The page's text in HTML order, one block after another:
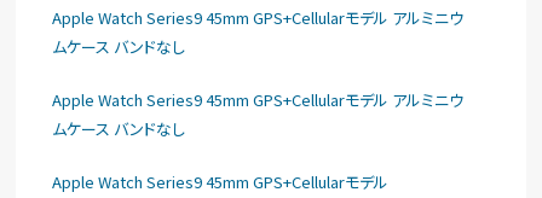
Apple Watch Series9 45mm GPS+Cellularモデル アルミニウ
ムケース バンドなし
Apple Watch Series9 45mm GPS+Cellularモデル アルミニウ
ムケース バンドなし
Apple Watch Series9 45mm GPS+Cellularモデル